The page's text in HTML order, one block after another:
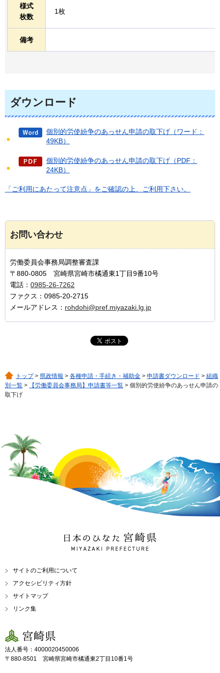
様式
枚数
1枚
備考
ダウンロード
個別的労使紛争のあっせん申請の取下げ（ワード：
49KB）
個別的労使紛争のあっせん申請の取下げ（PDF：
24KB）
「ご利用にあたって注意点」をご確認の上、ご利用下さい。
お問い合わせ
労働委員会事務局調整審査課
〒880-0805 宮崎県宮崎市橘通東1丁目9番10号
電話： 0985-26-7262
ファクス：0985-20-2715
メールアドレス： rohdohi@pref.miyazaki.lg.jp
トップ> 県政情報 > 各種申請・手続き・補助金 > 申請書ダウンロード > 組織
別一覧 > 【労働委員会事務局】申請書等一覧 > 個別的労使紛争のあっせん申請の
取下げ
日本のひなた 宮崎県
MIYAZAKI PREFECTURE
サイトのご利用について
アクセシビリティ方針
サイトマップ
リンク集
宮崎県
法人番号：4000020450006
〒880-8501 宮崎県宮崎市橘通東2丁目10番1号